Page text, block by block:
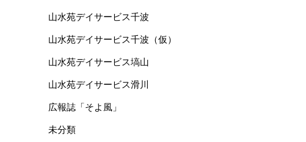
山水苑デイサービス千波
山水苑デイサービス千波（仮）
山水苑デイサービス塙山
山水苑デイサービス滑川
広報誌「そよ風」
未分類